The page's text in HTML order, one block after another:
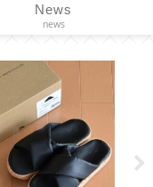
News
news